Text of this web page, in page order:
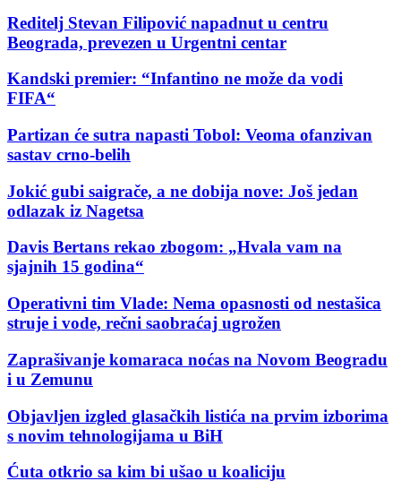
Reditelj Stevan Filipović napadnut u centru
Beograda, prevezen u Urgentni centar
Kandski premier: “Infantino ne može da vodi
FIFA“
Partizan će sutra napasti Tobol: Veoma ofanzivan
sastav crno-belih
Jokić gubi saigrače, a ne dobija nove: Još jedan
odlazak iz Nagetsa
Davis Bertans rekao zbogom: „Hvala vam na
sjajnih 15 godina“
Operativni tim Vlade: Nema opasnosti od nestašica
struje i vode, rečni saobraćaj ugrožen
Zaprašivanje komaraca noćas na Novom Beogradu
i u Zemunu
Objavljen izgled glasačkih listića na prvim izborima
s novim tehnologijama u BiH
Ćuta otkrio sa kim bi ušao u koaliciju